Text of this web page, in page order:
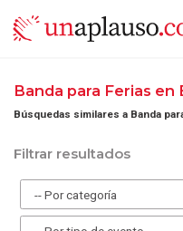
Banda para Ferias en
Búsquedas similares a Banda
Filtrar resultados